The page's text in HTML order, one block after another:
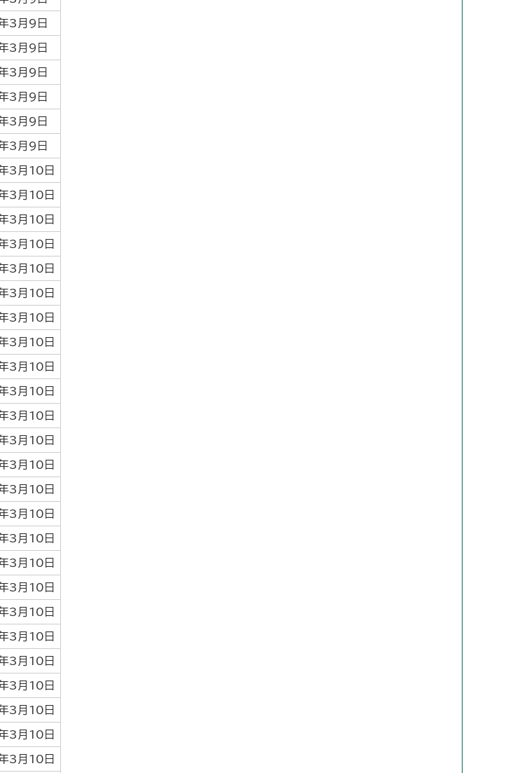
3月9日
3月9日
3月9日
3月9日
3月9日
3月9日
3月10日
3月10日
3月10日
3月10日
3月10日
3月10日
3月10日
3月10日
3月10日
3月10日
3月10日
3月10日
3月10日
3月10日
3月10日
3月10日
3月10日
3月10日
3月10日
3月10日
3月10日
3月10日
3月10日
3月10日
3月10日